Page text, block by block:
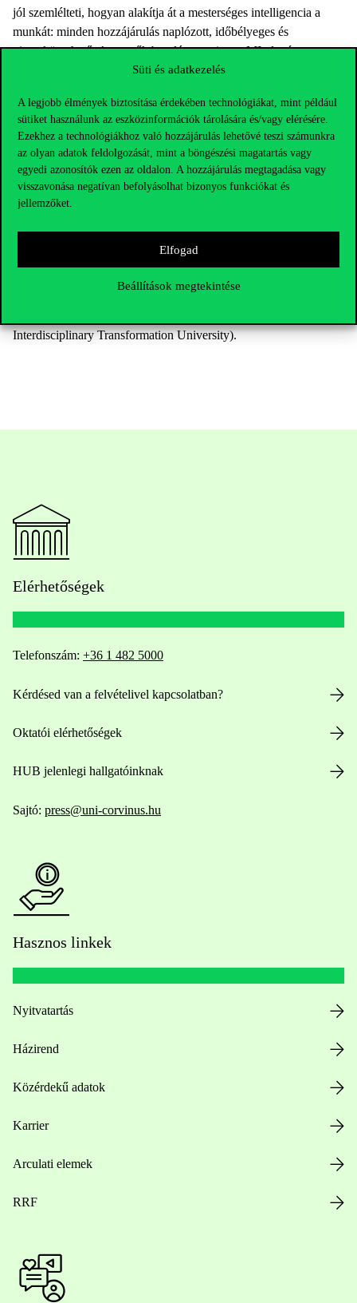
Süti és adatkezelés
A legjobb élmények biztosítása érdekében technológiákat, mint például
sütiket használunk az eszközinformációk tárolására és/vagy elérésére.
Ezekhez a technológiákhoz való hozzájárulás lehetővé teszi számunkra
az olyan adatok feldolgozását, mint a böngészési magatartás vagy
egyedi azonosítók ezen az oldalon. A hozzájárulás megtagadása vagy
visszavonása negatívan befolyásolhat bizonyos funkciókat és
jellemzőket.
Elfogad
Beállítások megtekintése
jól szemlélteti, hogyan alakítja át a mesterséges intelligencia a
munkát: minden hozzájárulás naplózott, időbélyeges és
visszakövethető. A szerzők becslése szerint az MI-alapú
kódolóeszközök már most évente több tízmilliárd dollárnyi értéket
továbbra is bizonytalan.
Az adaptáció gyors, de nagyon eltérő, országok és egyének
között egyaránt. Ez arra utal, hogy a mesterséges intelligencia
nem egy automatikus, különbségeket csökkentő technológia,
hanem egy olyan eszköz, amely a meglévő egyenlőtlenségeket
képes felerősíteni.
Simone Daniotti (Utrechti Egyetem, Complexity Science Hub,
Science Hub – Bécs) Xiangnan Feng (Complexity Science Hub –
Interdisciplinary Transformation University).
Elérhetőségek
Telefonszám: +36 1 482 5000
Kérdésed van a felvételivel kapcsolatban?
Oktatói elérhetőségek
HUB jelenlegi hallgatóinknak
Sajtó: press@uni-corvinus.hu
Hasznos linkek
Nyitvatartás
Házirend
Közérdekű adatok
Karrier
Arculati elemek
RRF